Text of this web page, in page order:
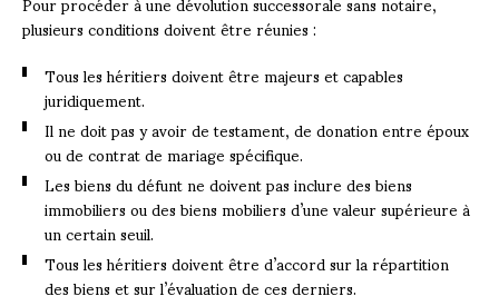
plusieurs conditions doivent être réunies :
Tous les héritiers doivent être majeurs et capables
juridiquement.
Il ne doit pas y avoir de testament, de donation entre époux
ou de contrat de mariage spécifique.
Les biens du défunt ne doivent pas inclure des biens
immobiliers ou des biens mobiliers d’une valeur supérieure à
un certain seuil.
Tous les héritiers doivent être d’accord sur la répartition